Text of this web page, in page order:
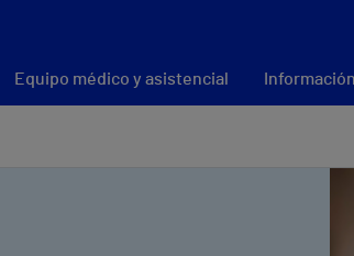
Equipo médico y asistencial